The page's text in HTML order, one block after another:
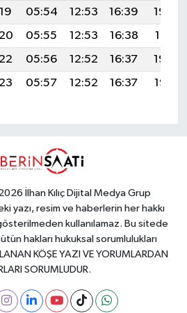
05:54 12:53 16:39
19:42
05:55 12:53 16:38
19:41
05:56 12:52 16:37
19:39
05:57 12:52 16:37 19:38
İlhan Kılıç Dijital Medya Grup
yazı, resim ve haberlerin her hakkı
kullanılamaz. Bu sitede
hakları hukuksal sorumlulukları
KÖŞE YAZI VE YORUMLARDAN
SORUMLUDUR.